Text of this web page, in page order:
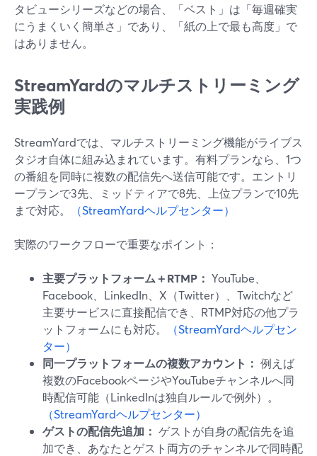
タビューシリーズなどの場合、「ベスト」は「毎週確実
にうまくいく簡単さ」であり、「紙の上で最も高度」で
はありません。
StreamYardのマルチストリーミング
実践例
StreamYardでは、マルチストリーミング機能がライブス
タジオ自体に組み込まれています。有料プランなら、1つ
の番組を同時に複数の配信先へ送信可能です。エントリ
ープランで3先、ミッドティアで8先、上位プランで10先
まで対応。
（StreamYardヘルプセンター）
実際のワークフローで重要なポイント：
主要プラットフォーム＋RTMP： YouTube、
Facebook、LinkedIn、X（Twitter）、Twitchなど
主要サービスに直接配信でき、RTMP対応の他プラ
ットフォームにも対応。
（StreamYardヘルプセン
ター）
同一プラットフォームの複数アカウント： 例えば
複数のFacebookページやYouTubeチャンネルへ同
時配信可能（LinkedInは独自ルールで例外）。
（StreamYardヘルプセンター）
ゲストの配信先追加： ゲストが自身の配信先を追
加でき、あなたとゲスト両方のチャンネルで同時配